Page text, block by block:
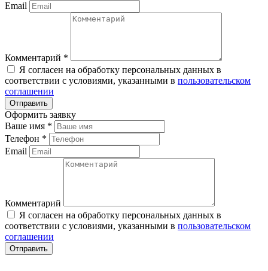
Email
Комментарий *
Я согласен на обработку персональных данных в
соответствии с условиями, указанными в пользовательском
соглашении
Оформить заявку
Ваше имя *
Телефон *
Email
Комментарий
Я согласен на обработку персональных данных в
соответствии с условиями, указанными в пользовательском
соглашении